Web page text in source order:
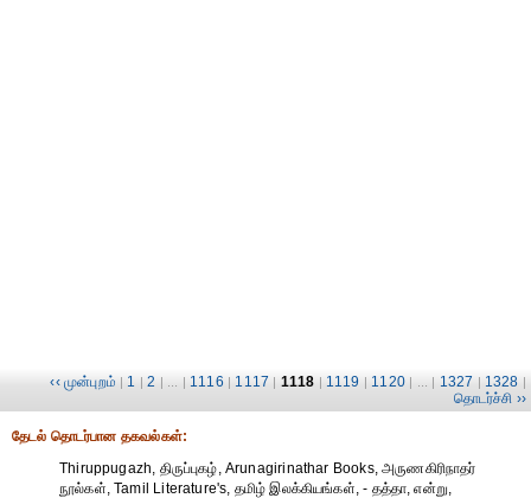
‹‹ முன்புறம் | 1 | 2 | ... | 1116 | 1117 | 1118 | 1119 | 1120 | ... | 1327 | 1328 |
தொடர்ச்சி ››
தேட‌ல் தொட‌ர்பான தகவ‌ல்க‌ள்:
Thiruppugazh, திருப்புகழ், Arunagirinathar Books, அருணகிரிநாதர்
நூல்கள், Tamil Literature's, தமிழ் இலக்கியங்கள், - தத்தா, என்று,